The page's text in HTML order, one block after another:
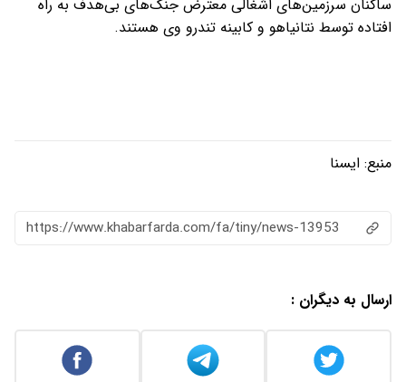
ساکنان سرزمین‌های اشغالی معترض جنگ‌های بی‌هدف به راه
افتاده توسط نتانیاهو و کابینه تندرو وی هستند.
منبع: ایسنا
https://www.khabarfarda.com/fa/tiny/news-13953
ارسال به دیگران :